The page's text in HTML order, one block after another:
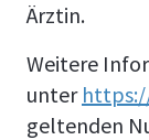
Ärztin.
Weitere
unter
geltenden